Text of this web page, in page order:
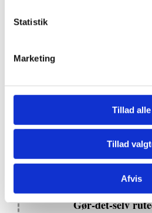
Statistik
Marketing
Tillad alle
Tillad
Afvis
Du finder også disse muligheder
design’:
hvorefter du kan se designet på dit
Alt efter om du ændrer farver, vil de
SmartArt-typografierne også
Gør-det-selv